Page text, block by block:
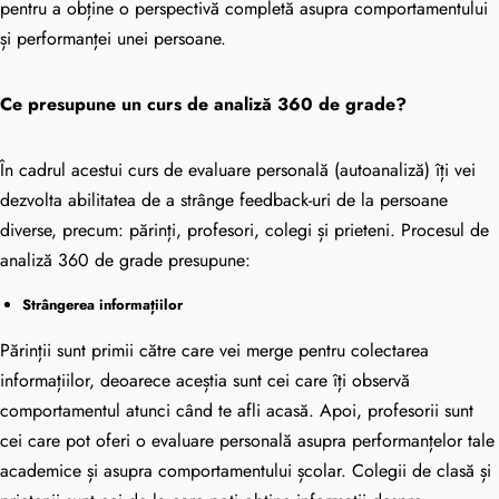
pentru a obține o perspectivă completă asupra comportamentului
și performanței unei persoane.
Ce presupune un curs de analiză 360 de grade?
În cadrul acestui curs de evaluare personală (autoanaliză) îți vei
dezvolta abilitatea de a strânge feedback-uri de la persoane
diverse, precum: părinți, profesori, colegi și prieteni. Procesul de
analiză 360 de grade presupune:
Strângerea informațiilor
Părinții sunt primii către care vei merge pentru colectarea
informațiilor, deoarece aceștia sunt cei care îți observă
comportamentul atunci când te afli acasă. Apoi, profesorii sunt
cei care pot oferi o evaluare personală asupra performanțelor tale
academice și asupra comportamentului școlar. Colegii de clasă și